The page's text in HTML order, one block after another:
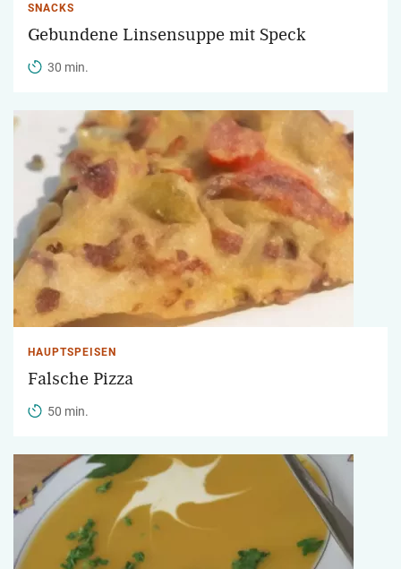
SNACKS
Gebundene Linsensuppe mit Speck
30 min.
HAUPTSPEISEN
Falsche Pizza
50 min.